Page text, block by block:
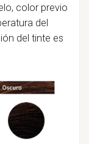
color previo
del
del tinte es